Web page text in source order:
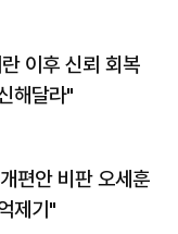
이후 신뢰 회복
해달라"
편안 비판 오세훈
제기"